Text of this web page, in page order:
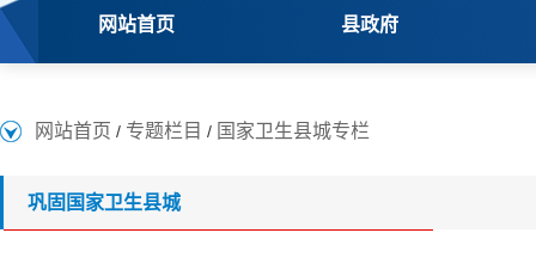
网站首页 县政府
网站首页 / 专题栏目 / 国家卫生县城专栏
巩固国家卫生县城